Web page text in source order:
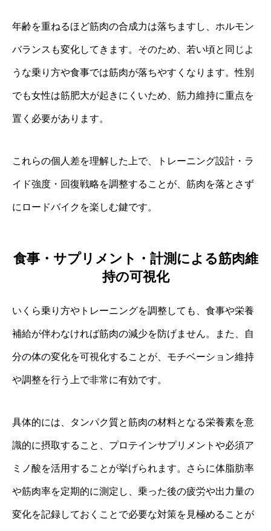
年齢を重ねるほど筋肉の合成力は落ちますし、ホルモン
バランスも変化してきます。そのため、若い頃と同じよ
うな乗り方や食事では筋肉が落ちやすくなります。性別
でも女性は筋肥大が起きにくいため、筋力維持に重点を
置く必要があります。
これらの個人差を理解した上で、トレーニング設計・ラ
イド強度・回復戦略を調整することが、筋肉を落とさず
にロードバイクを楽しむ鍵です。
食事・サプリメント・計測による筋肉維
持の可視化
いくら乗り方やトレーニングを調整しても、食事や栄養
補給が伴わなければ筋肉の減少を防げません。また、自
分の体の変化を可視化することが、モチベーション維持
や調整を行う上で非常に有効です。
具体的には、タンパク質と筋肉の材料となる栄養素を意
識的に摂取すること、プロテインサプリメントや必須ア
ミノ酸を活用することが挙げられます。さらに体脂肪率
や筋肉率を定期的に測定し、乗った後の疲労や出力量の
変化を記録しておくことで必要な対策を見極めることが